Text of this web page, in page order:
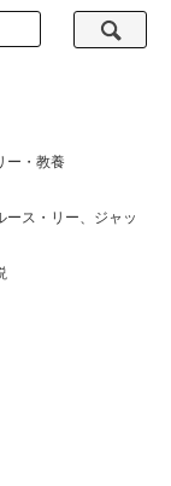
ー・教養
ース・リー、ジャッ